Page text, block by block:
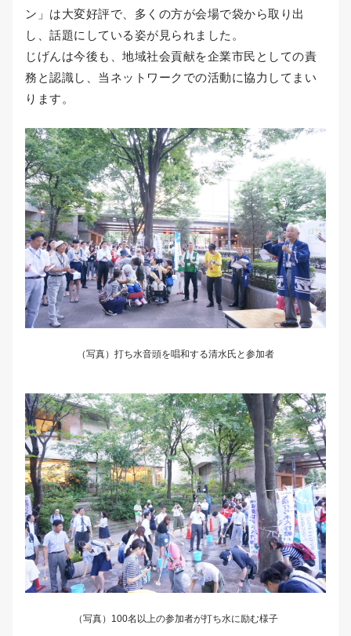
ン」は大変好評で、多くの方が会場で袋から取り出
し、話題にしている姿が見られました。
じげんは今後も、地域社会貢献を企業市民としての責
務と認識し、当ネットワークでの活動に協力してまい
ります。
（写真）打ち水音頭を唱和する清水氏と参加者
（写真）100名以上の参加者が打ち水に励む様子